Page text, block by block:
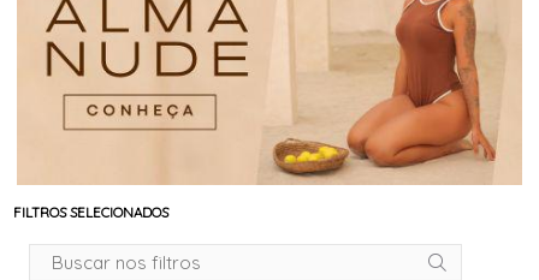
FILTROS SELECIONADOS